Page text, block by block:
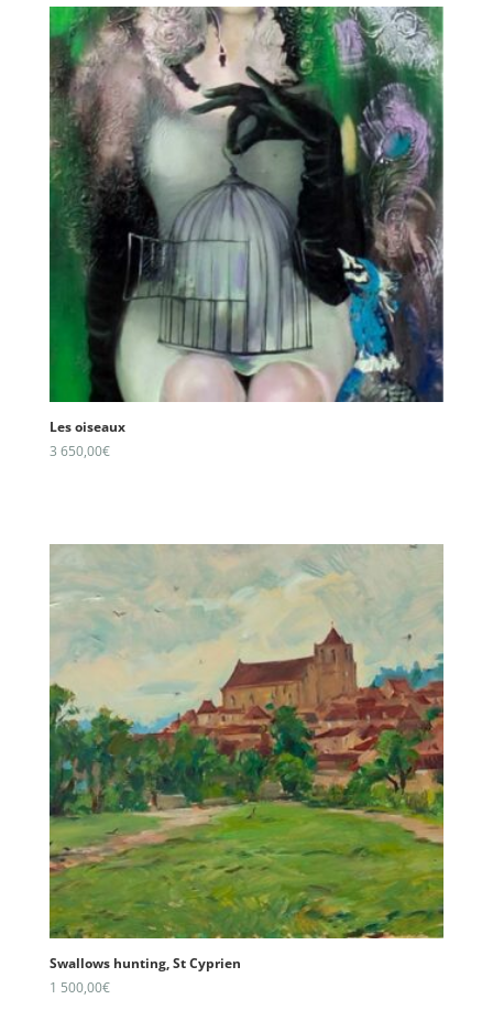
Les oiseaux
3 650,00€
Swallows hunting, St Cyprien
1 500,00€